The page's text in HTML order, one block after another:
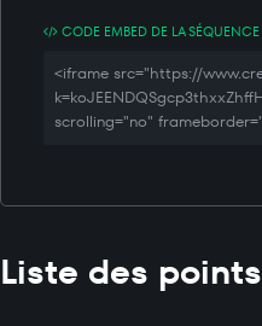
CODE EMBED DE LA SÉQUENCE
<iframe src="https://
scrolling="no"
Liste des